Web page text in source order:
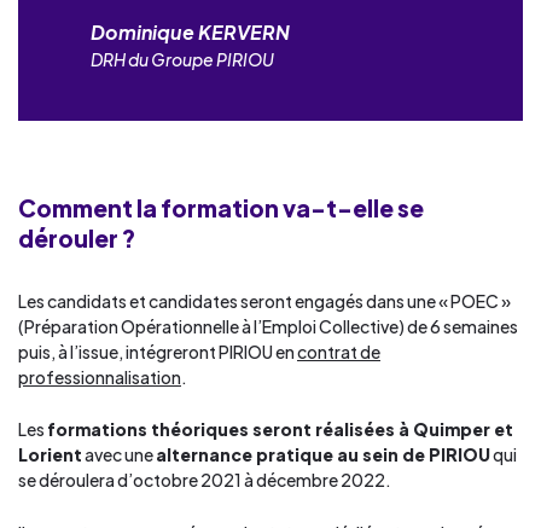
Dominique KERVERN
DRH du Groupe PIRIOU
Comment la formation va-t-elle se
dérouler ?
Les candidats et candidates seront engagés dans une « POEC »
(Préparation Opérationnelle à l’Emploi Collective) de 6 semaines
puis, à l’issue, intégreront PIRIOU encontrat de
professionnalisation.
Les formations théoriques seront réalisées à Quimper et
Lorientavec unealternance pratique au sein de PIRIOUqui
se déroulera d’octobre 2021 à décembre 2022.